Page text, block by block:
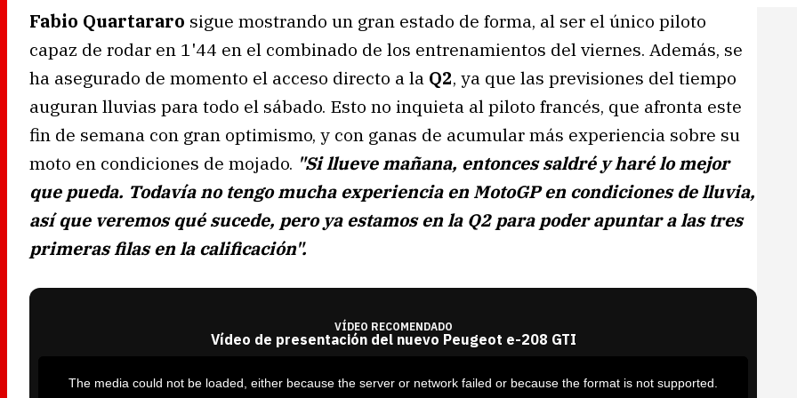
Fabio Quartararo sigue mostrando un gran estado de forma, al ser el único piloto
capaz de rodar en 1'44 en el combinado de los entrenamientos del viernes. Además, se
ha asegurado de momento el acceso directo a la Q2, ya que las previsiones del tiempo
auguran lluvias para todo el sábado. Esto no inquieta al piloto francés, que afronta este
fin de semana con gran optimismo, y con ganas de acumular más experiencia sobre su
moto en condiciones de mojado. "Si llueve mañana, entonces saldré y haré lo mejor
que pueda. Todavía no tengo mucha experiencia en MotoGP en condiciones de lluvia,
así que veremos qué sucede, pero ya estamos en la Q2 para poder apuntar a las tres
primeras filas en la calificación".
VÍDEO RECOMENDADO
Vídeo de presentación del nuevo Peugeot e-208 GTI
The media could not be loaded, either because the server or network failed or because the format is not supported.